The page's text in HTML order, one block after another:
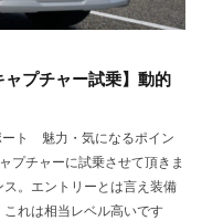
プチャー試乗】動的
ト 魅力・気になるポイン
プチャーに試乗させて頂きま
。エントリーとは言え装備
れは相当レベル高いです